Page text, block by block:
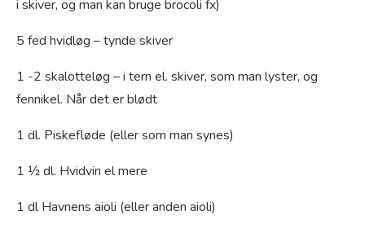
i skiver, og man kan bruge brocoli fx)
5 fed hvidløg – tynde skiver
1 -2 skalotteløg – i tern el. skiver, som man lyster, og
fennikel. Når det er blødt
1 dl. Piskefløde (eller som man synes)
1 ½ dl. Hvidvin el mere
1 dl Havnens aioli (eller anden aioli)